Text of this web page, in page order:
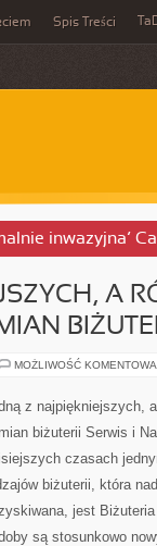
Spis Treści
inwazyjna’
A
MOŻLIWOŚĆ
z najpiękniejszych,
biżuterii Serwis i
czasach
biżuterii, która
jest
są stosunkowo